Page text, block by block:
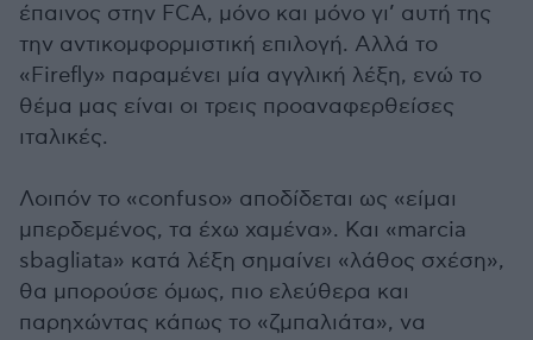
έπαινος στην FCA, μόνο και μόνο γι’ αυτή της
την αντικομφορμιστική επιλογή. Αλλά το
«Firefly» παραμένει μία αγγλική λέξη, ενώ το
θέμα μας είναι οι τρεις προαναφερθείσες
ιταλικές.
Λοιπόν το «confuso» αποδίδεται ως «είμαι
μπερδεμένος, τα έχω χαμένα». Και «marcia
sbagliata» κατά λέξη σημαίνει «λάθος σχέση»,
θα μπορούσε όμως, πιο ελεύθερα και
παρηχώντας κάπως το «ζμπαλιάτα», να